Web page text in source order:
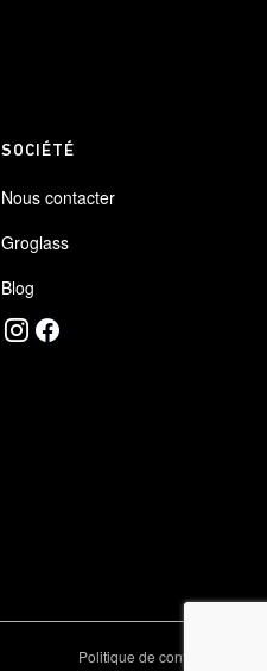
SOCIÉTÉ
Nous contacter
Groglass
Blog
Politique de confidentialité